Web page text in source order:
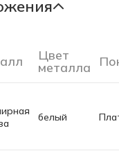
Цвет
металла
белый